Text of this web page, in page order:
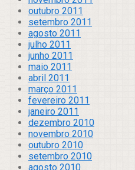
outubro 2011
setembro 2011
agosto 2011
julho 2011
junho 2011
maio 2011
abril 2011
março 2011
fevereiro 2011
janeiro 2011
dezembro 2010
novembro 2010
outubro 2010
setembro 2010
agosto 2010